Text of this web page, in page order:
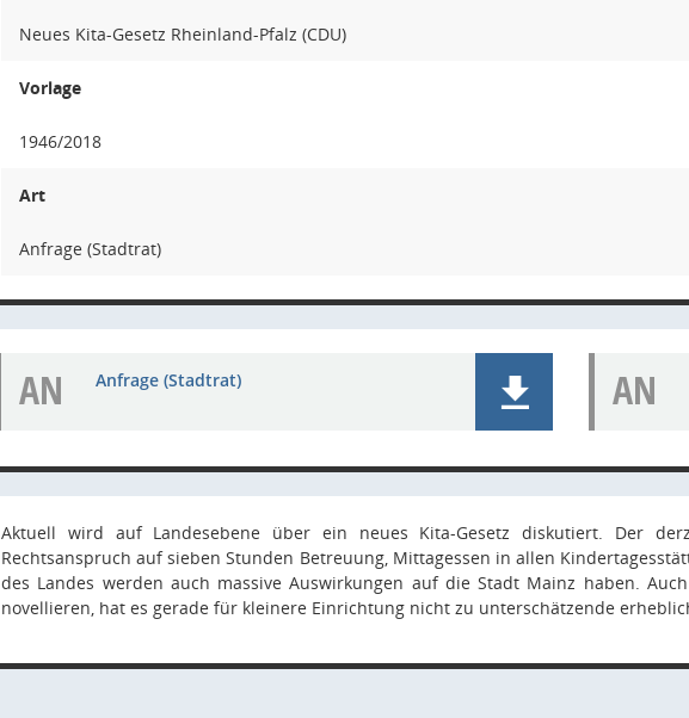
Neues Kita-Gesetz Rheinland-Pfalz (CDU)
Vorlage
1946/2018
Art
Anfrage (Stadtrat)
AN Anfrage (Stadtrat) AN
Aktuell wird auf Landesebene über ein neues Kita-Gesetz diskutiert. Der
Rechtsanspruch auf sieben Stunden Betreuung, Mittagessen in allen
des Landes werden auch massive Auswirkungen auf die Stadt Mainz haben.
novellieren, hat es gerade für kleinere Einrichtung nicht zu unterschätzende